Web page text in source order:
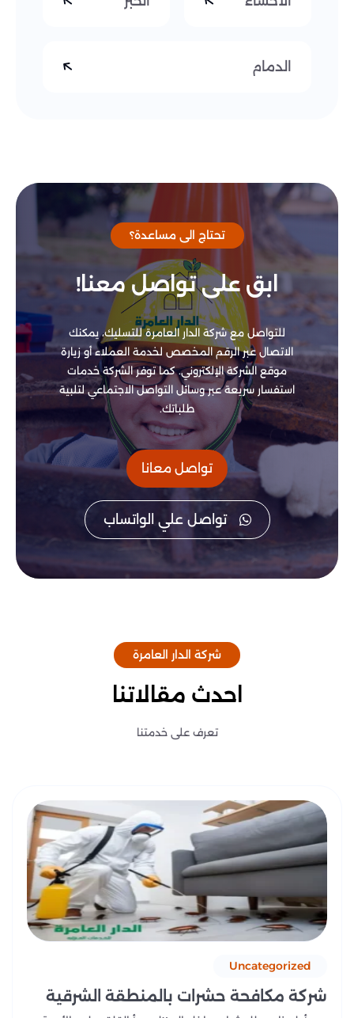
الدمام
تحتاج الى مساعدة؟
ابق على تواصل معنا!
للتواصل مع شركة الدار العامرة للتسليك، يمكنك
الاتصال عبر الرقم المخصص لخدمة العملاء أو زيارة
موقع الشركة الإلكتروني. كما توفر الشركة خدمات
استفسار سريعة عبر وسائل التواصل الاجتماعي لتلبية
طلباتك.
تواصل معانا
تواصل علي الواتساب
شركة الدار العامرة
احدث مقالاتنا
تعرف على خدمتنا
Uncategorized
شركة مكافحة حشرات بالمنطقة الشرقية